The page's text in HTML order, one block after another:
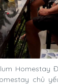
Homestay
chủ